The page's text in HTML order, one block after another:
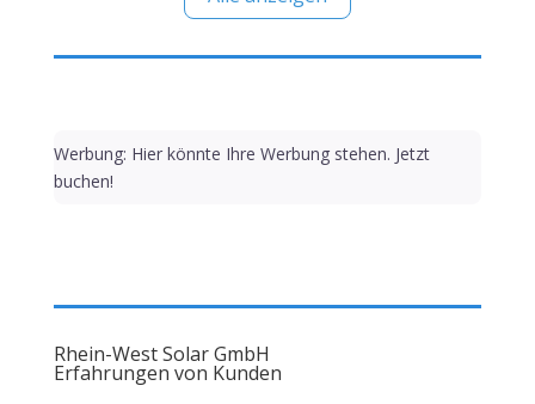
Werbung: Hier könnte Ihre Werbung stehen. Jetzt
buchen!
Rhein-West Solar GmbH
Erfahrungen von Kunden